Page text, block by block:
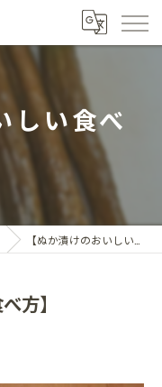
しい食べ
【ぬか漬けのおいしい食べ方】
方】